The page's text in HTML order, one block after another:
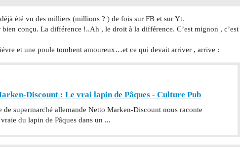
été vu des milliers (millions ? ) de fois sur FB et sur Yt.
conçu. La différence !..Ah , le droit à la différence. C’est mignon , c’est
et une poule tombent amoureux…et ce qui devait arriver , arrive :
Discount : Le vrai lapin de Pâques - Culture Pub
de supermarché allemande Netto Marken-Discount nous raconte
du lapin de Pâques dans un ...